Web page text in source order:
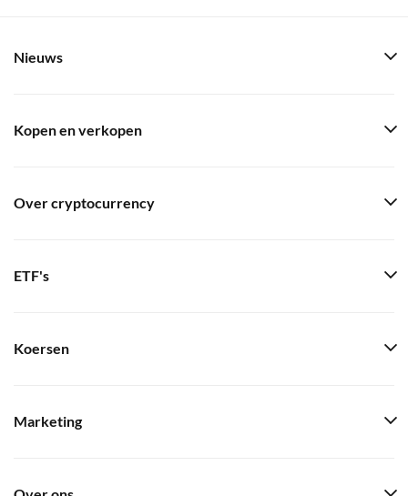
Nieuws
Kopen en verkopen
Over cryptocurrency
ETF's
Koersen
Marketing